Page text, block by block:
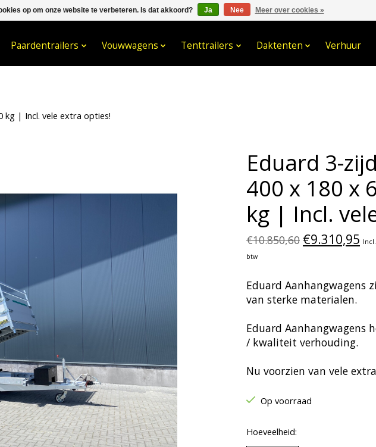
033- 2470 538 info@kraaybv.com Stuur een Whatsapp
Paardentrailers Vouwwagens Tenttrailers Daktenten Verhuur
kg | Incl. vele extra opties!
Eduard 3-
400 x 180 x
kg | Incl.
€10.850,60 €9.310,95
btw
Eduard Aanhangwagens
van sterke materialen.
Eduard Aanhangwagens
/ kwaliteit verhouding.
Nu voorzien van vele
Op voorraad
Hoeveelheid:
op om onze website te verbeteren. Is dat akkoord? Ja Nee Meer over cookies »